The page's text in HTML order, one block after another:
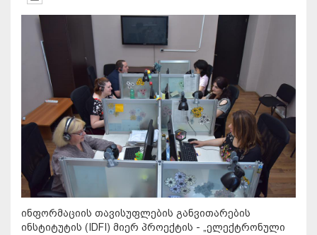
ინფორმაციის თავისუფლების განვითარების
ინსტიტუტის (IDFI) მიერ პროექტის - „ელექტრონული